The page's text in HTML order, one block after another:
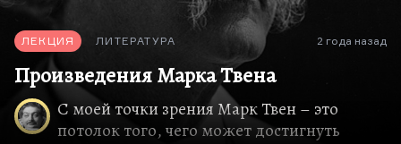
ЛЕКЦИЯ ЛИТЕРАТУРА 2 года назад
Произведения Марка Твена
С моей точки зрения Марк Твен – это
потолок того, чего может достигнуть